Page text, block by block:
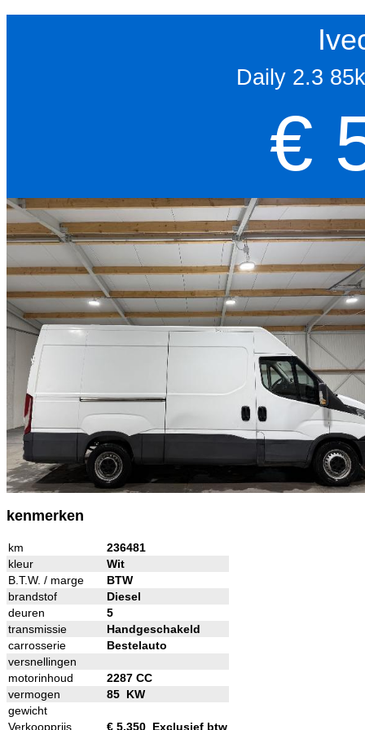
Daily 2.3
€
kenmerken
km
236481
kleur
Wit
B.T.W. / marge
BTW
brandstof
Diesel
deuren
5
transmissie
Handgeschakeld
carrosserie
Bestelauto
versnellingen
motorinhoud
2287 CC
vermogen
85 KW
gewicht
Verkoopprijs
€ 5.350 Exclusief btw